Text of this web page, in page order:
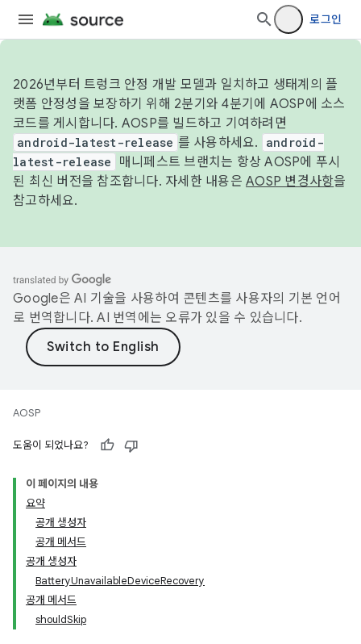
로그인
2026년부터 트렁크 안정 개발 모델과 일치하고 생태계의 플
랫폼 안정성을 보장하기 위해 2분기와 4분기에 AOSP에 소스
코드를 게시합니다. AOSP를 빌드하고 기여하려면
android-latest-release 를 사용하세요.
android-
latest-release
매니페스트 브랜치는 항상 AOSP에 푸시
된 최신 버전을 참조합니다. 자세한 내용은 AOSP 변경사항을
참고하세요.
Google은 AI 기술을 사용하여 콘텐츠를 사용자의 기본 언어
로 번역합니다. AI 번역에는 오류가 있을 수 있습니다.
AOSP
도움이 되었나요?
이 페이지의 내용
요약
공개 생성자
공개 메서드
공개 생성자
BatteryUnavailableDeviceRecovery
공개 메서드
shouldSkip